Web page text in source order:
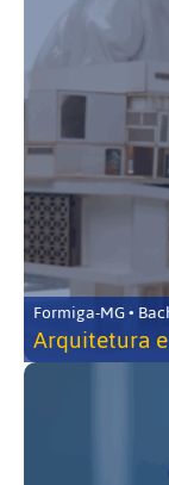
Formiga-MG •
Arquitetura